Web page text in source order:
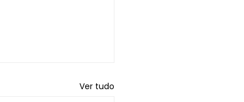
Ver tudo